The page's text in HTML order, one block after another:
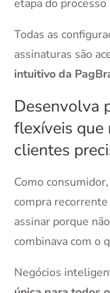
etapa do processo
Todas as
assinaturas são
intuitivo da
Desenvolva
flexíveis que
clientes
Como
compra
assinar porque
combinava com o
Negócios